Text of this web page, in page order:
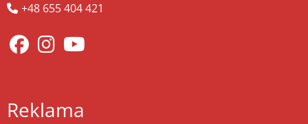
+48 655 404 421
Reklama